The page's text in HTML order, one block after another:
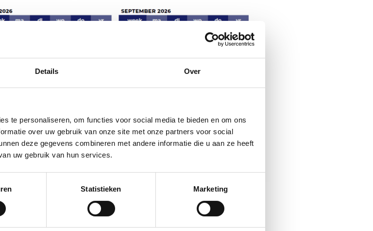
Details Over
te personaliseren, om functies voor social media te bieden en om ons
over uw gebruik van onze site met onze partners voor social
deze gegevens combineren met andere informatie die u aan ze heeft
uw gebruik van hun services.
Statistieken Marketing
Tours voor jouw
voordelen: